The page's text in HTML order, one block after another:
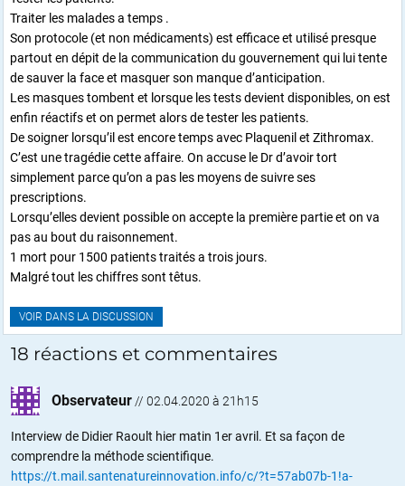
Traiter les malades a temps .
Son protocole (et non médicaments) est efficace et utilisé presque
partout en dépit de la communication du gouvernement qui lui tente
de sauver la face et masquer son manque d’anticipation.
Les masques tombent et lorsque les tests devient disponibles, on est
enfin réactifs et on permet alors de tester les patients.
De soigner lorsqu’il est encore temps avec Plaquenil et Zithromax.
C’est une tragédie cette affaire. On accuse le Dr d’avoir tort
simplement parce qu’on a pas les moyens de suivre ses
prescriptions.
Lorsqu’elles devient possible on accepte la première partie et on va
pas au bout du raisonnement.
1 mort pour 1500 patients traités a trois jours.
Malgré tout les chiffres sont têtus.
VOIR DANS LA DISCUSSION
18 réactions et commentaires
Observateur // 02.04.2020 à 21h15
Interview de Didier Raoult hier matin 1er avril. Et sa façon de
comprendre la méthode scientifique.
https://t.mail.santenatureinnovation.info/c/?t=57ab07b-1!a-